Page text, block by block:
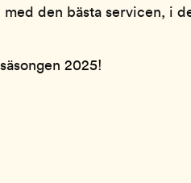
den bästa servicen, i
2025!